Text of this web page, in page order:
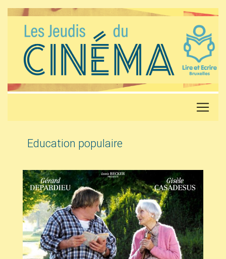
Education populaire